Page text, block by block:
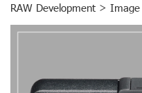
RAW Development >